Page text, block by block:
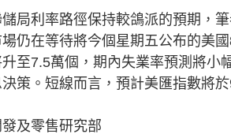
利率路徑保持較鴿派的預期，筆
仍在等待將今個星期五公布的美
至7.5萬個，期內失業率預測將小
策。短線而言，預計美匯指數將
及零售研究部